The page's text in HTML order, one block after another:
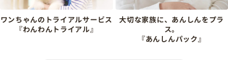
ワンちゃんのトライアルサービス
『わんわんトライアル』
大切な家族に、あんしんをプラ
ス。
『あんしんパック』